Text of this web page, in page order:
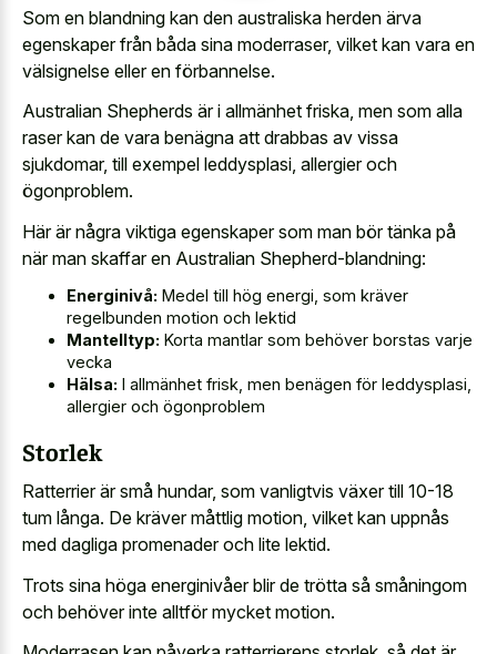
Som en blandning kan den australiska herden ärva
egenskaper från båda sina moderraser, vilket kan vara en
välsignelse eller en förbannelse.
Australian Shepherds är i allmänhet friska, men som alla
raser kan de vara benägna att drabbas av vissa
sjukdomar, till exempel leddysplasi, allergier och
ögonproblem.
Här är några viktiga egenskaper som man bör tänka på
när man skaffar en Australian Shepherd-blandning:
Energinivå: Medel till hög energi, som kräver
regelbunden motion och lektid
Mantelltyp: Korta mantlar som behöver borstas varje
vecka
Hälsa: I allmänhet frisk, men benägen för leddysplasi,
allergier och ögonproblem
Storlek
Ratterrier är små hundar, som vanligtvis växer till 10-18
tum långa. De kräver måttlig motion, vilket kan uppnås
med dagliga promenader och lite lektid.
Trots sina höga energinivåer blir de trötta så småningom
och behöver inte alltför mycket motion.